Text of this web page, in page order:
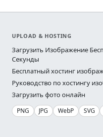
UPLOAD & HOSTING
Загрузить Изображение
Секунды
Бесплатный хостинг
Руководство по хостингу
Загрузить фото онлайн
PNG JPG WebP SVG